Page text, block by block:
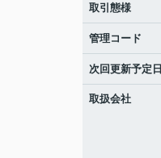
取引態様
管理コード
次回更新予定日
取扱会社